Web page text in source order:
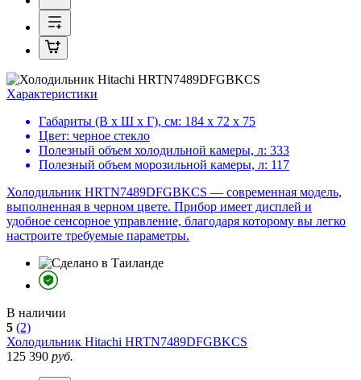
Характеристики
Габариты (В х Ш х Г), см: 184 х 72 х 75
Цвет: черное стекло
Полезный объем холодильной камеры, л: 333
Полезный объем морозильной камеры, л: 117
Холодильник HRTN7489DFGBKCS — современная модель,
выполненная в черном цвете. Прибор имеет дисплей и
удобное сенсорное управление, благодаря которому вы легко
настроите требуемые параметры.
В наличии
5 (2)
Холодильник Hitachi HRTN7489DFGBKCS
125 390 руб.